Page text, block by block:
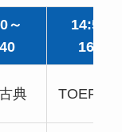
～
14:50～
16:20
典